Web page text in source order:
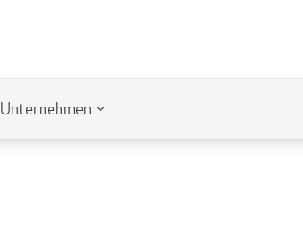
Unternehmen